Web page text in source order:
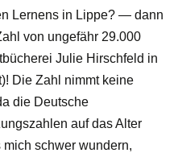
Lernens in Lippe? — dann
von ungefähr 29.000
Julie Hirschfeld in
Die Zahl nimmt keine
die Deutsche
auf das Alter
schwer wundern,